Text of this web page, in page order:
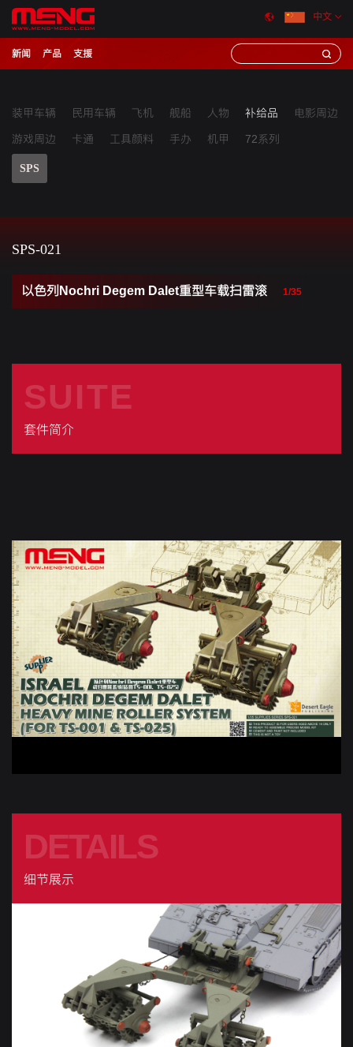
中文
新闻 产品 支援
装甲车辆 民用车辆 飞机 舰船 人物 补给品
SPS
电影周边
游戏周边 卡通 工具颜料 手办 机甲 72系列
SPS-021
以色列Nochri Degem Dalet重型车载扫雷滚 1/35
SUITE
套件简介
DETAILS
细节展示